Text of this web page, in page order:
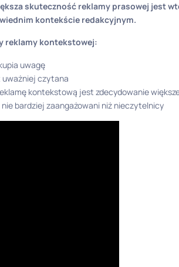
skuteczność reklamy prasowej jest
kontekście redakcyjnym.
reklamy kontekstowej:
uwagę
uważniej czytana
kontekstową jest zdecydowanie
bardziej zaangażowani niż nieczytelnicy